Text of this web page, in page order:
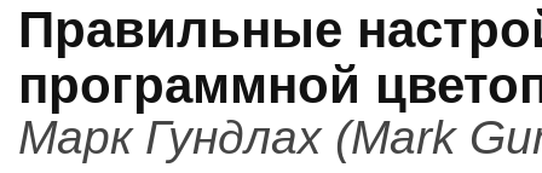
Правильные
программной
Марк Гундлах (Mark